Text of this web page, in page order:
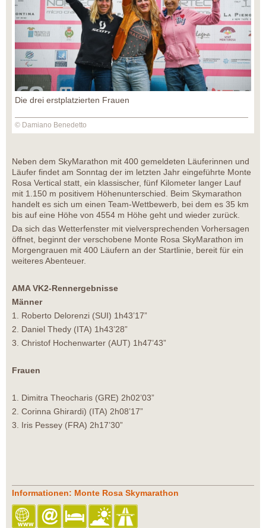
Die drei erstplatzierten Frauen
© Damiano Benedetto
Neben dem SkyMarathon mit 400 gemeldeten Läuferinnen und
Läufer findet am Sonntag der im letzten Jahr eingeführte Monte
Rosa Vertical statt, ein klassischer, fünf Kilometer langer Lauf
mit 1.150 m positivem Höhenunterschied. Beim Skymarathon
handelt es sich um einen Team-Wettbewerb, bei dem es 35 km
bis auf eine Höhe von 4554 m Höhe geht und wieder zurück.
Da sich das Wetterfenster mit vielversprechenden Vorhersagen
öffnet, beginnt der verschobene Monte Rosa SkyMarathon im
Morgengrauen mit 400 Läufern an der Startlinie, bereit für ein
weiteres Abenteuer.
AMA VK2-Rennergebnisse
Männer
1. Roberto Delorenzi (SUI) 1h43’17”
2. Daniel Thedy (ITA) 1h43’28”
3. Christof Hochenwarter (AUT) 1h47’43”
Frauen
1. Dimitra Theocharis (GRE) 2h02’03”
2. Corinna Ghirardi) (ITA) 2h08’17”
3. Iris Pessey (FRA) 2h17’30”
Informationen: Monte Rosa Skymarathon